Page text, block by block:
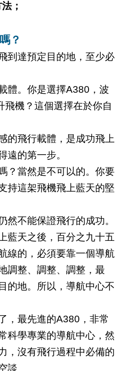
；
？
到達預定目的地，至少必
體。你是選擇A380，波
飛機？這個選擇在於你自
的飛行載體，是成功飛上
遠的第一步。
？當然是不可以的。你要
持這架飛機飛上藍天的堅
然不能保證飛行的成功。
藍天之後，百分之九十五
線的，必須要靠一個導航
調整、調整、調整，最
的地。所以，導航中心不
，最先進的A380，非常
科學專業的導航中心，然
，沒有飛行過程中必備的
談